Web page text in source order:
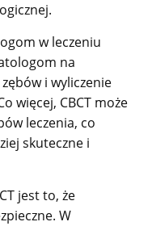
w leczeniu
na
i wyliczenie
więcej, CBCT może
leczenia, co
skuteczne i
jest to, że
W